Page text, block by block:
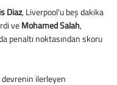
Diaz, Liverpool'u beş dakika
ve Mohamed Salah,
penaltı noktasından skoru